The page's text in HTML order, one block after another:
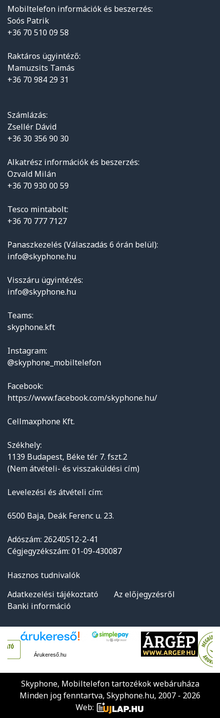
Mobiltelefon információk és beszerzés:
Soós Patrik
+36 70 510 09 58
Raktáros ügyintéző:
Mamuzsits Tamás
+36 70 984 29 31
Számlázás:
Zsellér Dávid
+36 30 356 90 30
Alkatrész információk és beszerzés:
Ozvald Milán
+36 70 930 00 59
Tesco mintabolt:
+36 70 777 7127
Panaszkezelés (Válaszadás 6 órán belül):
info@skyphone.hu
Visszáru ügyintézés:
info@skyphone.hu
Teams:
skyphone.kft
Instagram:
@skyphone_mobiltelefon
Facebook:
https://www.facebook.com/skyphone.hu/
Cellmaxphone Kft.
Székhely:
1139 Budapest, Béke tér 7. fszt.2
(Nem átvételi- és visszaküldési cím)
Levelezési és átvételi cím:
6500 Baja, Deák Ferenc u. 23.
Adószám: 26240512-2-41
Cégjegyzékszám: 01-09-430087
Hasznos tudnivalók
Adatkezelési tájékoztató
Banki információ
Az előjegyzésről
Árukereső.hu
Skyphone, Mobiltelefon tartozékok webáruháza
Minden jog fenntartva, Skyphone.hu, 2007 - 2026
Web: